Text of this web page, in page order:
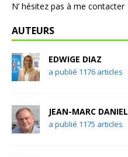
N’ hésitez pas à me contacter
AUTEURS
EDWIGE DIAZ
a publié 1176 articles
JEAN-MARC DANIEL
a publié 1175 articles